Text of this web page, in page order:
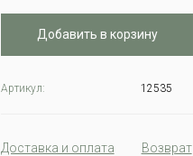
Добавить в корзину
Артикул: 12535
Доставка и оплата Возврат